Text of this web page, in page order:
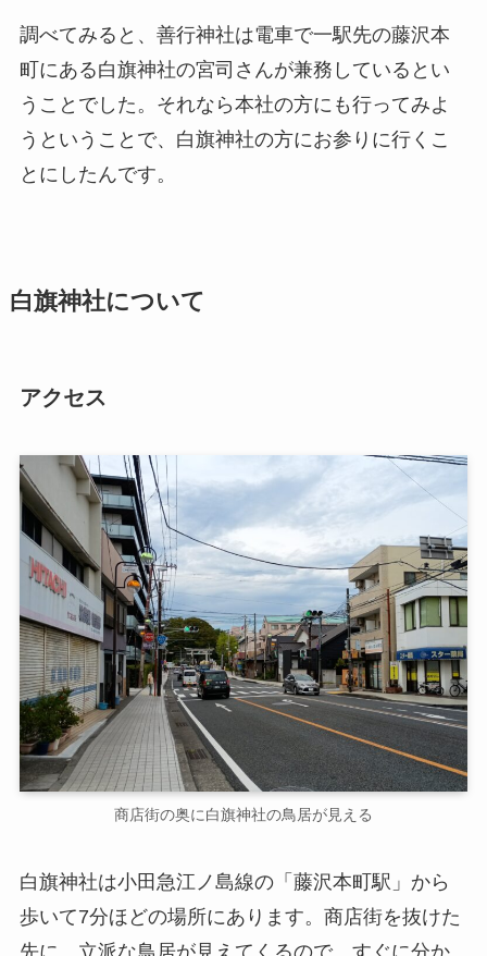
調べてみると、善行神社は電車で一駅先の藤沢本
町にある白旗神社の宮司さんが兼務しているとい
うことでした。それなら本社の方にも行ってみよ
うということで、白旗神社の方にお参りに行くこ
とにしたんです。
白旗神社について
アクセス
商店街の奥に白旗神社の鳥居が見える
白旗神社は小田急江ノ島線の「藤沢本町駅」から
歩いて7分ほどの場所にあります。商店街を抜けた
先に、立派な鳥居が見えてくるので、すぐに分か